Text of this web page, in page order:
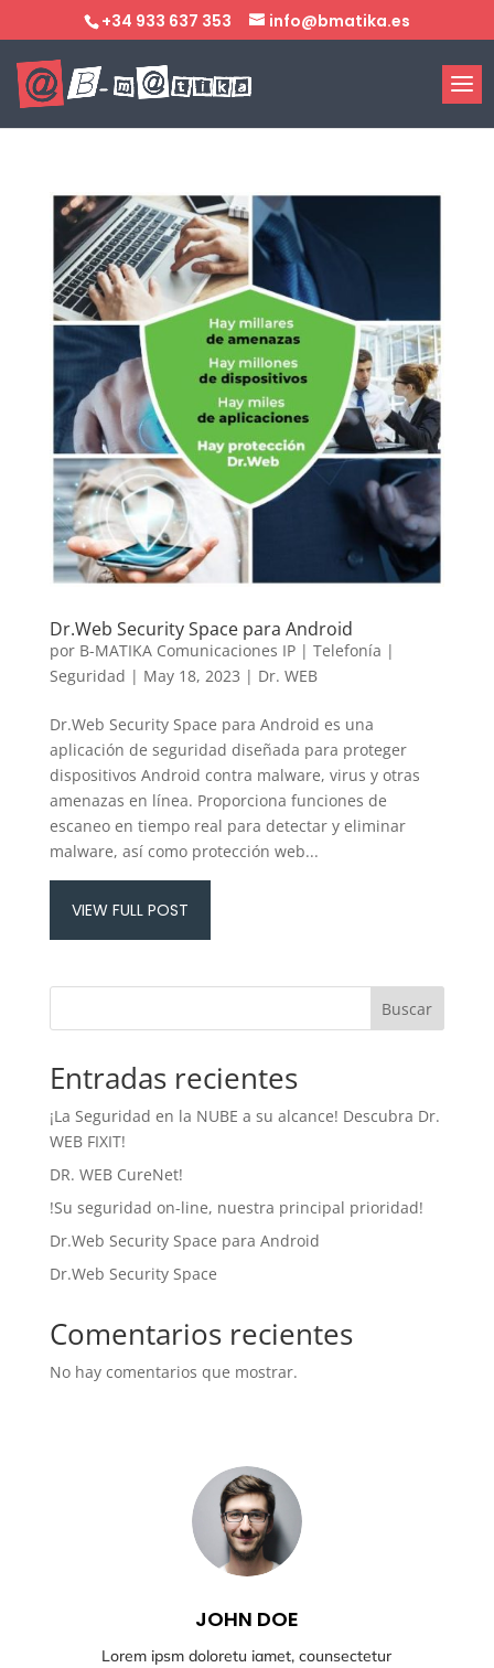
+34 933 637 353 info@bmatika.es
Dr.Web Security Space para Android
por B-MATIKA Comunicaciones IP | Telefonía |
Seguridad | May 18, 2023 | Dr. WEB
Dr.Web Security Space para Android es una
aplicación de seguridad diseñada para proteger
dispositivos Android contra malware, virus y otras
amenazas en línea. Proporciona funciones de
escaneo en tiempo real para detectar y eliminar
malware, así como protección web...
VIEW FULL POST
Buscar
Entradas recientes
¡La Seguridad en la NUBE a su alcance! Descubra Dr.
WEB FIXIT!
DR. WEB CureNet!
!Su seguridad on-line, nuestra principal prioridad!
Dr.Web Security Space para Android
Dr.Web Security Space
Comentarios recientes
No hay comentarios que mostrar.
JOHN DOE
Lorem ipsm doloretu iamet, counsectetur